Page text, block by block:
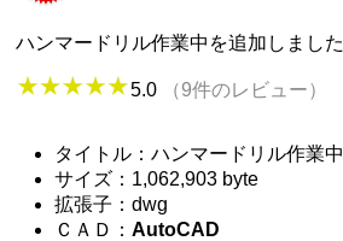
ハンマードリル作業中を追加しました
5.0 （9件のレビュー）
タイトル：ハンマードリル作業中
サイズ：1,062,903 byte
拡張子：dwg
ＣＡＤ：AutoCAD